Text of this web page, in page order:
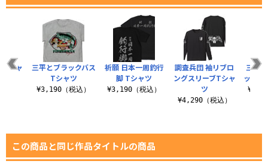
祈願 日本一周釣行
脚 Tシャツ
¥3,190（税込）
調査兵団 袖リブロ
ングスリーブTシャ
ツ
¥4,290（税込）
三平
ッシ
キャ
三平とブラックバス
Tシャツ
¥3,190（税込）
この商品と同じ作品タイトルの商品